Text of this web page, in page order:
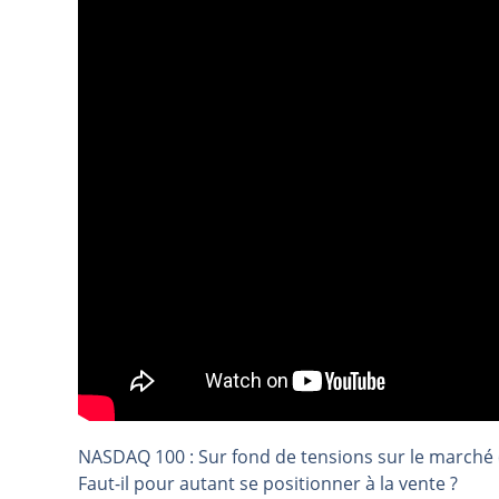
EUR/USD : Une réunion à priori
Les événements de cette
La France, maillon faible de
Pourquoi 6 guerres explosent en
NASDAQ 100 : Sur fond de tensions sur le
Faut-il pour autant se positionner à la vente ?